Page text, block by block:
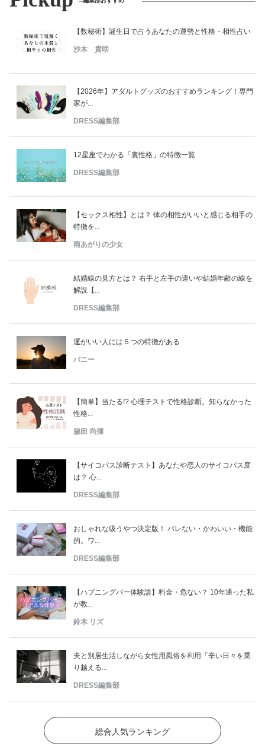
【数秘術】誕生日で占うあなたの運勢と性格・相性占い
沙木 貴咲
【2026年】アダルトグッズのおすすめランキング！専門
家が...
DRESS編集部
12星座でわかる「裏性格」の特徴一覧
DRESS編集部
【セックス相性】とは？ 体の相性がいいと感じる相手の
特徴を...
雨あがりの少女
結婚線の見方とは？ 右手と左手の違いや結婚年齢の線を
解説【...
DRESS編集部
運がいい人には５つの特徴がある
バニー
【簡単】当たる!? 心理テストで性格診断。知らなかった
性格...
脇田 尚揮
【サイコパス診断テスト】あなたや恋人のサイコパス度
は？ 心...
DRESS編集部
おしゃれな吸うやつ決定版！ バレない・かわいい・機能
的。ワ...
DRESS編集部
【ハプニングバー体験談】料金・危ない？ 10年通った私
が教...
鈴木 リズ
夫と別居生活しながら女性用風俗を利用「辛い日々を乗
り越える...
DRESS編集部
総合人気ランキング